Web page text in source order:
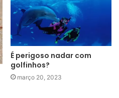
É perigoso nadar com
golfinhos?
março 20, 2023